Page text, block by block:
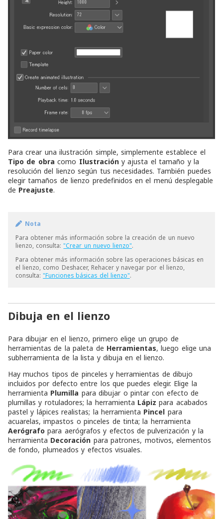
Para crear una ilustración simple, simplemente establece el
Tipo de obra como Ilustracióny ajusta el tamaño y la
resolución del lienzo según tus necesidades. También puedes
elegir tamaños de lienzo predefinidos en el menú desplegable
de Preajuste.
Nota
Para obtener más información sobre la creación de un nuevo
lienzo, consulta:"Crear un nuevo lienzo".
Para obtener más información sobre las operaciones básicas en
el lienzo, como Deshacer, Rehacer y navegar por el lienzo,
consulta:"Funciones básicas del lienzo".
Dibuja en el lienzo
Para dibujar en el lienzo, primero elige un grupo de
herramientas de la paleta de Herramientas, luego elige una
subherramienta de la lista y dibuja en el lienzo.
Hay muchos tipos de pinceles y herramientas de dibujo
incluidos por defecto entre los que puedes elegir. Elige la
herramienta Plumilla para dibujar o pintar con efecto de
plumillas y rotuladores; la herramienta Lápiz para acabados
pastel y lápices realistas; la herramienta Pincel para
acuarelas, impastos o pinceles de tinta; la herramienta
Aerógrafo para aerógrafos y efectos de pulverización y la
herramienta Decoración para patrones, motivos, elementos
de fondo, plumeados y efectos visuales.